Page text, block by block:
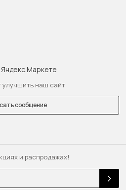
и распродажах!
улучшить наш сайт
сообщение